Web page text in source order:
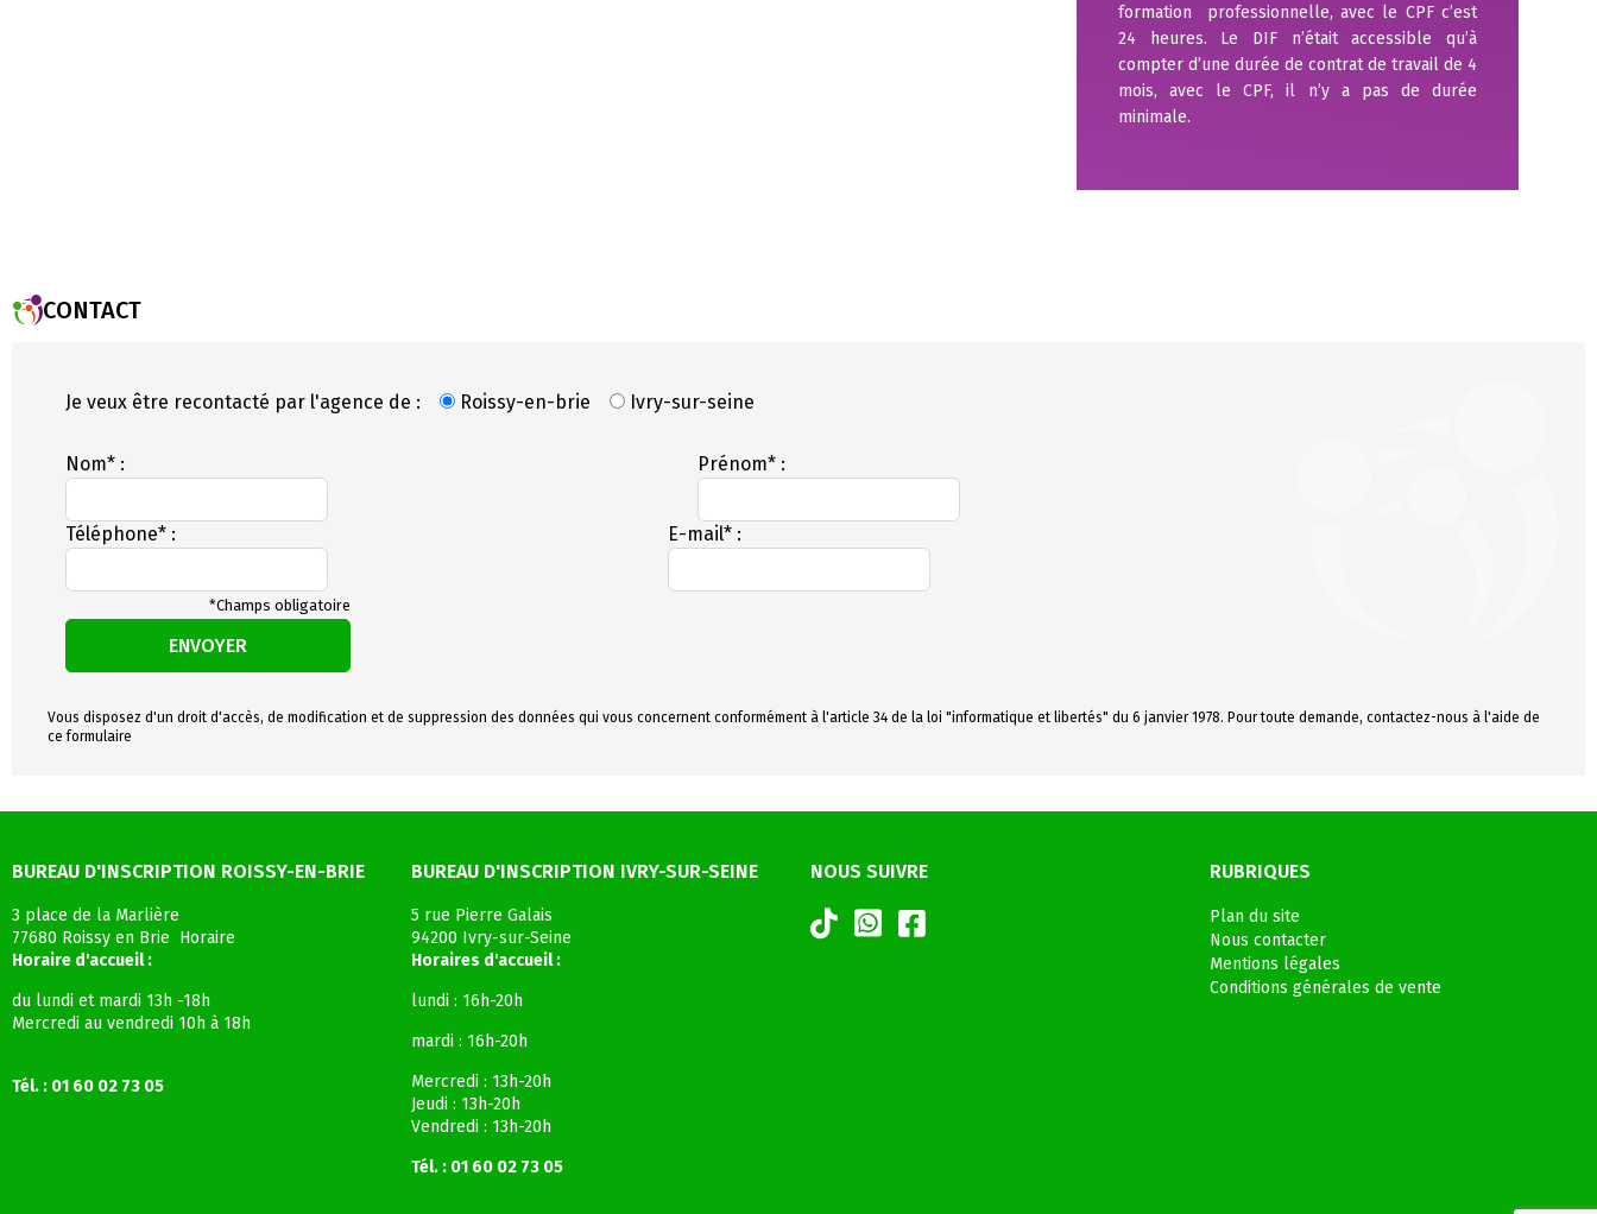
formation professionnelle, avec le CPF c’est
24 heures. Le DIF n’était accessible qu’à
compter d’une durée de contrat de travail de 4
mois, avec le CPF, il n’y a pas de durée
minimale.
CONTACT
Je veux être recontacté par l'agence de : Roissy-en-brie Ivry-sur-seine
Nom* : Prénom* :
Téléphone* : E-mail* :
*Champs obligatoire
ENVOYER
Vous disposez d'un droit d'accès, de modification et de suppression des données qui vous concernent conformément à l'article 34 de la loi "informatique et libertés" du 6 janvier 1978. Pour toute demande, contactez-nous à l'aide de
ce formulaire
BUREAU D'INSCRIPTION ROISSY-EN-BRIE
3 place de la Marlière
77680 Roissy en Brie Horaire
Horaire d'accueil :
du lundi et mardi 13h -18h
Mercredi au vendredi 10h à 18h
Tél. : 01 60 02 73 05
BUREAU D'INSCRIPTION IVRY-SUR-SEINE
5 rue Pierre Galais
94200 Ivry-sur-Seine
Horaires d'accueil :
lundi : 16h-20h
mardi : 16h-20h
Mercredi : 13h-20h
Jeudi : 13h-20h
Vendredi : 13h-20h
Tél. : 01 60 02 73 05
NOUS SUIVRE RUBRIQUES
Plan du site
Nous contacter
Mentions légales
Conditions générales de vente